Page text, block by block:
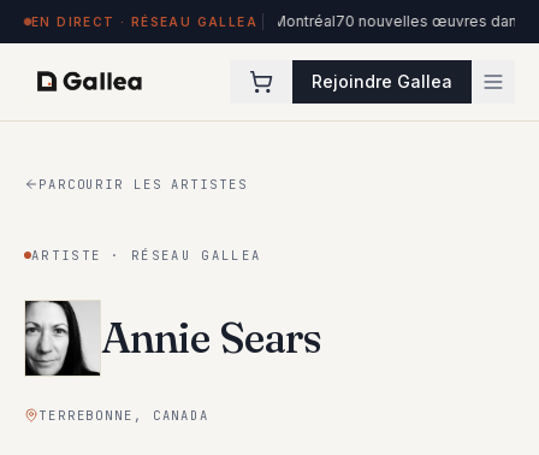
EN DIRECT · RÉSEAU GALLEA
à Hôtel de l'ITHQ · Montréal70 nouvelles œuvres dans la collection
Rejoindre Gallea
PARCOURIR LES ARTISTES
ARTISTE · RÉSEAU GALLEA
Annie Sears
TERREBONNE, CANADA